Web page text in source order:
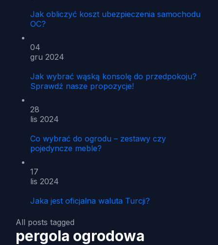
Jak obliczyć koszt ubezpieczenia samochodu
OC?
04
gru 2024
Jak wybrać wąską konsolę do przedpokoju?
Sprawdź nasze propozycje!
28
lis 2024
Co wybrać do ogrodu – zestawy czy
pojedyncze meble?
17
lis 2024
Jaka jest oficjalna waluta Turcji?
All posts tagged
pergola ogrodowa